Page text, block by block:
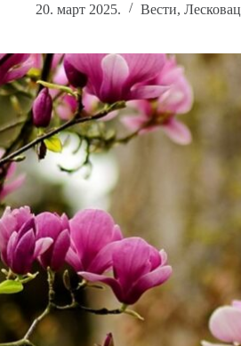
20. март 2025. Вести, Лесковац